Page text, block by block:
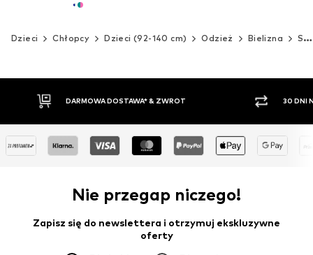
Dzieci Chłopcy Dzieci (92-140 cm) Odzież Bielizna Skarpety
DARMOWA DOSTAWA* & ZWROT 30 DNI
Nie przegap niczego!
Zapisz się do newslettera i otrzymuj ekskluzywne
oferty